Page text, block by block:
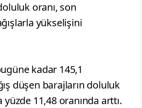
oranı, son
yükselişini
kadar 145,1
düşen barajların doluluk
yüzde 11,48 oranında arttı.